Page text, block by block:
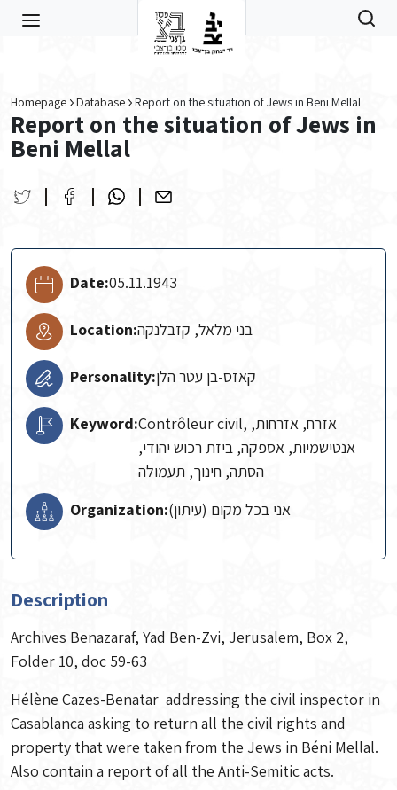
Homepage Database Report on the situation of Jews in Beni Mellal
Report on the situation of Jews in
Beni Mellal
Date:05.11.1943
Location:בני מלאל, קזבלנקה
Personality:קאזס-בן עטר הלן
Keyword:Contrôleur civil, אזרח, אזרחות,
אנטישמיות, אספקה, ביזת רכוש יהודי,
הסתה, חינוך, תעמולה
Organization:אני בכל מקום (עיתון)
Description
Archives Benazaraf, Yad Ben-Zvi, Jerusalem, Box 2,
Folder 10, doc 59-63
Hélène Cazes-Benatar addressing the civil inspector in
Casablanca asking to return all the civil rights and
property that were taken from the Jews in Béni Mellal.
Also contain a report of all the Anti-Semitic acts.